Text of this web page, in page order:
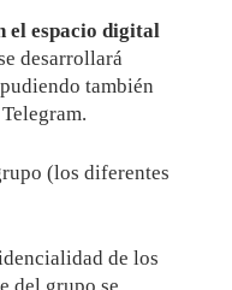
el espacio digital
desarrollará
también
(los diferentes
de los